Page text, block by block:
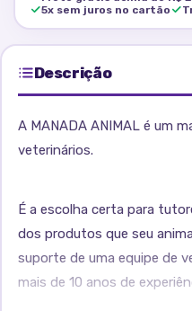
5x sem juros no cartão
Descrição
A MANADA ANIMAL é um
veterinários.
É a escolha certa para
dos produtos que seu
suporte de uma equipe de
mais de 10 anos de